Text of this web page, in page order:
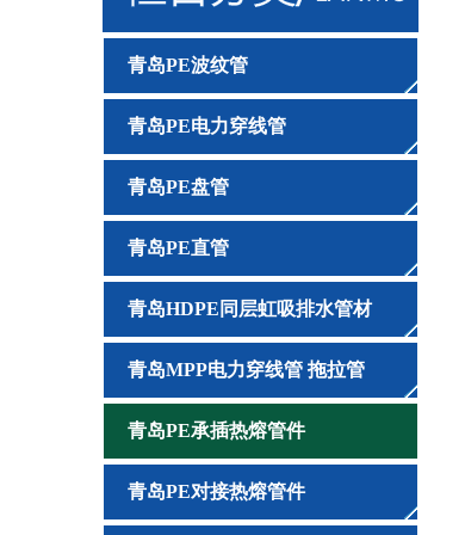
青岛PE波纹管
青岛PE电力穿线管
青岛PE盘管
青岛PE直管
青岛HDPE同层虹吸排水管材
青岛MPP电力穿线管 拖拉管
青岛PE承插热熔管件
青岛PE对接热熔管件